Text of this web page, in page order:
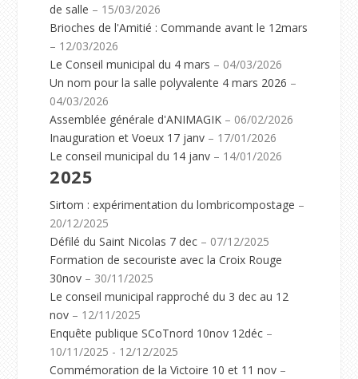
de salle – 15/03/2026
Brioches de l'Amitié : Commande avant le 12mars
– 12/03/2026
Le Conseil municipal du 4 mars – 04/03/2026
Un nom pour la salle polyvalente 4 mars 2026 –
04/03/2026
Assemblée générale d'ANIMAGIK – 06/02/2026
Inauguration et Voeux 17 janv – 17/01/2026
Le conseil municipal du 14 janv – 14/01/2026
2025
Sirtom : expérimentation du lombricompostage –
20/12/2025
Défilé du Saint Nicolas 7 dec – 07/12/2025
Formation de secouriste avec la Croix Rouge
30nov – 30/11/2025
Le conseil municipal rapproché du 3 dec au 12
nov – 12/11/2025
Enquête publique SCoTnord 10nov 12déc –
10/11/2025 - 12/12/2025
Commémoration de la Victoire 10 et 11 nov –